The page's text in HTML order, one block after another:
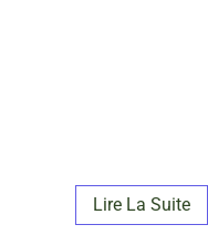
Lire La Suite